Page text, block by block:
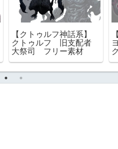
【クトゥルフ神話系】
クトゥルフ 旧支配者
大祭司 フリー素材